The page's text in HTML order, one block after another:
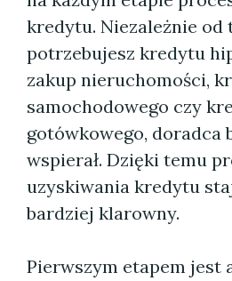
kredytu. Niezależnie od
potrzebujesz kredytu
zakup nieruchomości,
samochodowego czy
gotówkowego, doradca
wspierał. Dzięki temu
uzyskiwania kredytu
bardziej klarowny.
Pierwszym etapem jest